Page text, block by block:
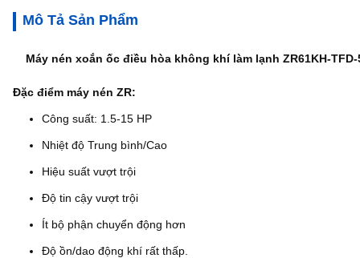
Mô Tả Sản Phẩm
Máy nén xoắn ốc điều hòa không khí làm lạnh ZR61KH-TFD-
Đặc điểm máy nén ZR:
Công suất: 1.5-15 HP
Nhiệt độ Trung bình/Cao
Hiệu suất vượt trội
Độ tin cậy vượt trội
Ít bộ phận chuyển động hơn
Độ ồn/dao động khí rất thấp.